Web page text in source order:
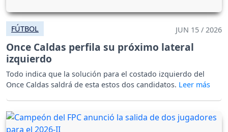
FÚTBOL JUN 15 / 2026
Once Caldas perfila su próximo lateral
izquierdo
Todo indica que la solución para el costado izquierdo del
Once Caldas saldrá de esta estos dos candidatos.